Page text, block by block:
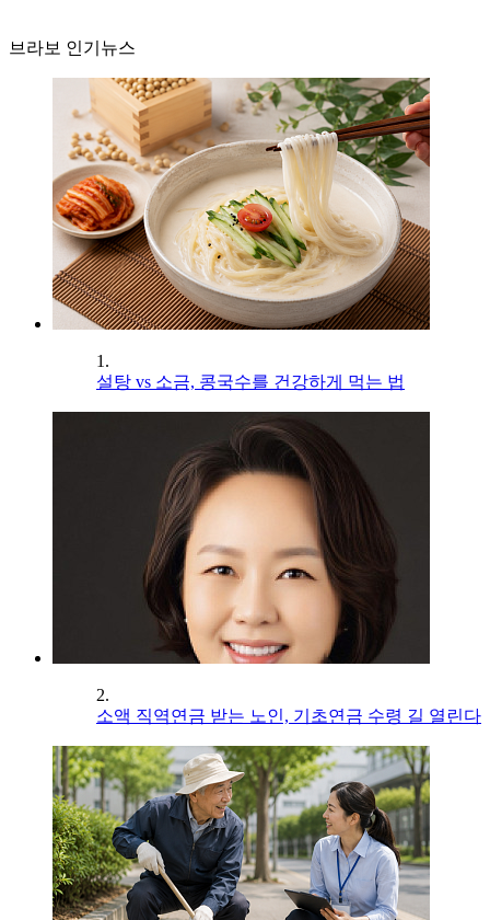
브라보 인기뉴스
1.
설탕 vs 소금, 콩국수를 건강하게 먹는 법
2.
소액 직역연금 받는 노인, 기초연금 수령 길 열린다